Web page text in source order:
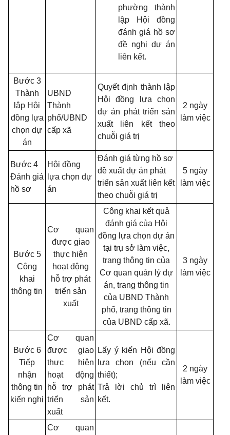
phường thành
lập Hội đồng
đánh giá hồ sơ
đề nghị dự án
liên kết.
Bước 3
Thành
lập Hội
đồng lựa
chọn dự
án
UBND
Thành
phố/UBND
cấp xã
Quyết định thành lập
Hội đồng lựa chọn
dự án phát triển sản
xuất liên kết theo
chuỗi giá trị
2 ngày
làm việc
Bước 4
Đánh giá
hồ sơ
Hội đồng
lựa chọn dự
án
Đánh giá từng hồ sơ
đề xuất dự án phát
triển sản xuất liên kết
theo chuỗi giá trị
5 ngày
làm việc
Bước 5
Công
khai
thông tin
Cơ quan
được giao
thực hiện
hoạt động
hỗ trợ phát
triển sản
xuất
Công khai kết quả
đánh giá của Hội
đồng lựa chọn dự án
tại trụ sở làm việc,
trang thông tin của
Cơ quan quản lý dự
án, trang thông tin
của UBND Thành
phố, trang thông tin
của UBND cấp xã.
3 ngày
làm việc
Bước 6
Tiếp
nhận
thông tin
kiến nghị
Cơ quan
được giao
thực hiện
hoạt động
hỗ trợ phát
triển
sản
xuất
Lấy ý kiến Hội đồng
lựa chọn (nếu cần
thiết);
Trả lời chủ trì liên
kết.
2 ngày
làm việc
Cơ quan